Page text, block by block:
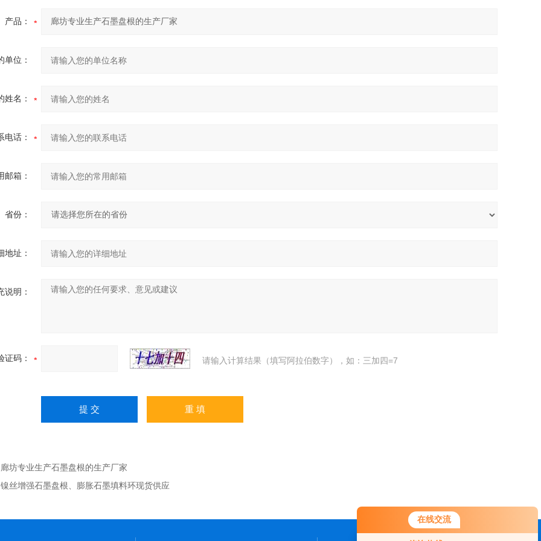
在线交流
产品：
单位：
姓名：
电话：
邮箱：
省份：
地址：
说明：
证码： 请输入计算结果（填写阿拉伯数字），如：三加四=7
廊坊专业生产石墨盘根的生产厂家
镍丝增强石墨盘根、膨胀石墨填料环现货供应